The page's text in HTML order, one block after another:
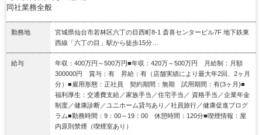
同社業務全般
勤務地
宮城県仙台市若林区六丁の目西町8-1 斎喜センタービル7F 地下鉄東
西線「六丁の目」駅から徒歩15分…
給与
年収：400万円～500万円■年収：420万～500万円 月給制：月額
300000円 賞与：有 昇給：有（店舗実績により最大年2回、2ヶ月
分）■雇用形態：正社員 契約期間：無期 試用期間：有(3ヶ月)■
福利厚生：交通費支給／家族手当／住宅手当／ 資格手当／企業年金
制度／健康診断／ユニホーム貸与あり／社員旅行／健康促進プログ
ラム■勤務時間：9：00～19：00 休憩時間：120分■喫煙情報：屋
内原則禁煙（喫煙室あり）